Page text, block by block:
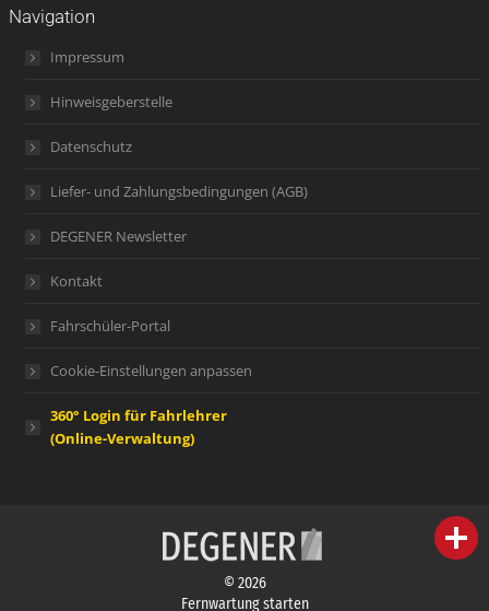
Navigation
Impressum
Hinweisgeberstelle
Datenschutz
Liefer- und Zahlungsbedingungen (AGB)
DEGENER Newsletter
Kontakt
Fahrschüler-Portal
Cookie-Einstellungen anpassen
360° Login für Fahrlehrer
(Online-Verwaltung)
© 2026
Fernwartung starten
person IHR FACHBERATER
campaign